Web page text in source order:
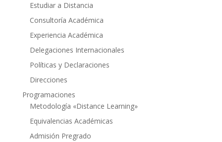
Estudiar a Distancia
Consultoría Académica
Experiencia Académica
Delegaciones Internacionales
Políticas y Declaraciones
Direcciones
Programaciones
Metodología «Distance Learning»
Equivalencias Académicas
Admisión Pregrado